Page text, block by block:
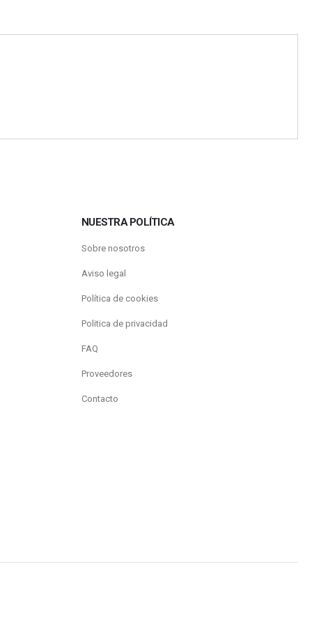
NUESTRA POLÍTICA
Sobre nosotros
Aviso legal
Política de cookies
Politica de privacidad
FAQ
Proveedores
Contacto